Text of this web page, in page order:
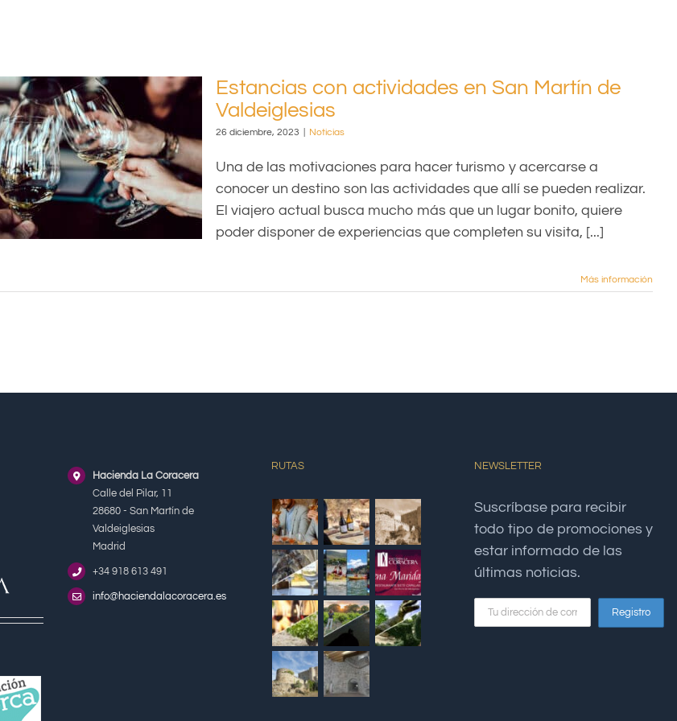
Estancias con actividades en San Martín de
Valdeiglesias
26 diciembre, 2023 Noticias
Una de las motivaciones para hacer turismo y acercarse a
conocer un destino son las actividades que allí se pueden realizar.
El viajero actual busca mucho más que un lugar bonito, quiere
poder disponer de experiencias que completen su visita, [...]
Más información
Hacienda La Coracera
Calle del Pilar, 11
28680 - San Martín de
Valdeiglesias
Madrid
+34 918 613 491
info@haciendalacoracera.es
RUTAS NEWSLETTER
Suscríbase para recibir
todo tipo de promociones y
estar informado de las
últimas noticias.